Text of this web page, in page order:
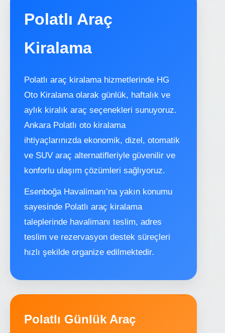
Polatlı Araç
Kiralama
Polatlı araç kiralama hizmetlerinde HG
Oto Kiralama olarak günlük, haftalık ve
aylık kiralık araç seçenekleri sunuyoruz.
Ankara Polatlı oto kiralama
ihtiyaçlarınızda ekonomik, dizel, otomatik
ve SUV araç alternatifleriyle güvenilir ve
konforlu ulaşım çözümleri sağlıyoruz.
Esenboğa Havalimanı’na yakın konumu
sayesinde Polatlı araç kiralama
taleplerinde havalimanı teslim, adres
teslim ve rezervasyon destek süreçleri
hızlı şekilde organize edilmektedir.
Polatlı Günlük Araç